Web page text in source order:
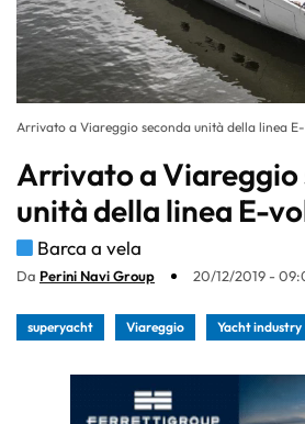
Arrivato a Viareggio seconda unità della linea
Arrivato a Viareggio
unità della linea E-
Barca a vela
Da Perini Navi Group 20/12/2019 -
superyacht Viareggio Yacht industry